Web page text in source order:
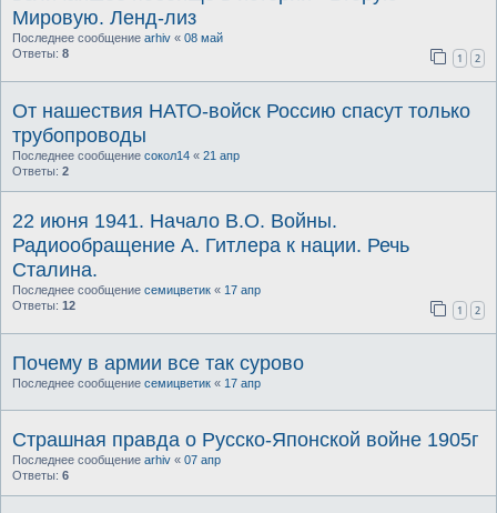
Мировую. Ленд-лиз
Последнее сообщение arhiv « 08 май
Ответы: 8 1 2
От нашествия НАТО-войск Россию спасут только
трубопроводы
Последнее сообщение сокол14 « 21 апр
Ответы: 2
22 июня 1941. Начало В.О. Войны.
Радиообращение А. Гитлера к нации. Речь
Сталина.
Последнее сообщение семицветик « 17 апр
Ответы: 12 1 2
Почему в армии все так сурово
Последнее сообщение семицветик « 17 апр
Страшная правда о Русско-Японской войне 1905г
Последнее сообщение arhiv « 07 апр
Ответы: 6